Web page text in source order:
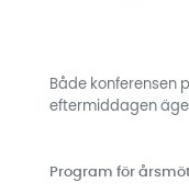
Både konferensen
eftermiddagen
Program för